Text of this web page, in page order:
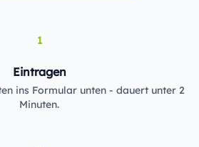
1
Eintragen
ins Formular unten - dauert unter 2
Minuten.